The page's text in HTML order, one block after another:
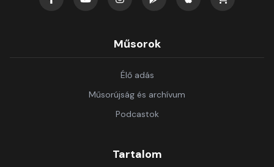
Műsorok
Élő adás
Műsorújság és archívum
Podcastok
Tartalom